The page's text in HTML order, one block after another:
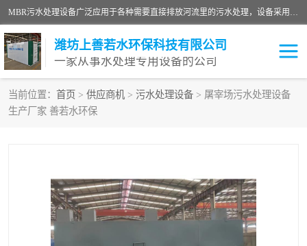
MBR污水处理设备广泛应用于各种需要直接排放河流里的污水处理，设备采用膜生物反应器（Membrane Bioreactor,简称MBR〕技术，取代了传统工艺中的二沉池，它可以*地进行固液分离，得到直接使用的稳定中水，又可在生物池内维持高浓度的微生物量，工艺剩余污泥少，极有效地去除氨氮，出水悬浮物和浊度接近于零，出水中细菌和病毒被大幅度去除，能耗低，占地面积小。
潍坊上善若水环保科技有限公司
一家从事水处理专用设备的公司
当前位置： 首页 > 供应商机 > 污水处理设备 > 屠宰场污水处理设备
生产厂家 善若水环保
污水处理设备
洗涤污水处理设备 实验室污水处理设备
诊所门诊污水处理设备 臭氧消毒设备